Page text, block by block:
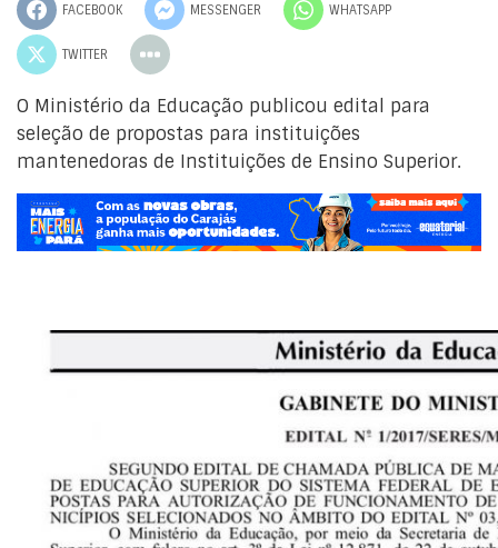
FACEBOOK MESSENGER WHATSAPP
TWITTER
O Ministério da Educação publicou edital para
seleção de propostas para instituições
mantenedoras de Instituições de Ensino Superior.